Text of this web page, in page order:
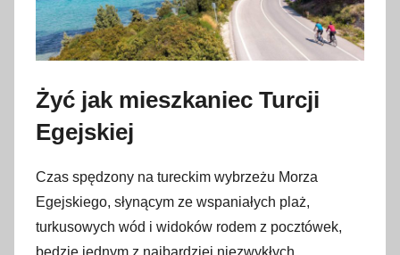
Żyć jak mieszkaniec Turcji
Egejskiej
Czas spędzony na tureckim wybrzeżu Morza
Egejskiego, słynącym ze wspaniałych plaż,
turkusowych wód i widoków rodem z pocztówek,